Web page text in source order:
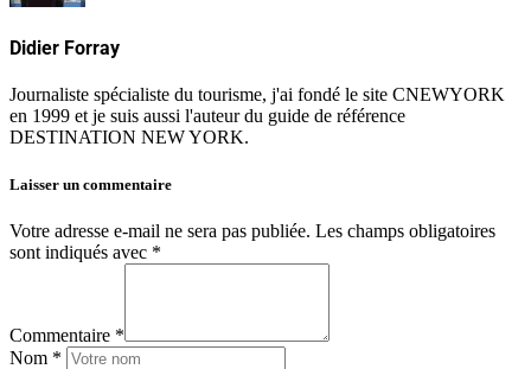
Didier Forray
Journaliste spécialiste du tourisme, j'ai fondé le site CNEWYORK
en 1999 et je suis aussi l'auteur du guide de référence
DESTINATION NEW YORK.
Laisser un commentaire
Votre adresse e-mail ne sera pas publiée. Les champs obligatoires
sont indiqués avec *
Commentaire *
Nom *